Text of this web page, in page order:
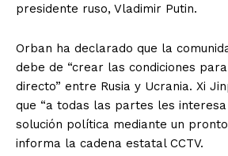
presidente ruso, Vladimir Putin.
Orban ha declarado que la
debe de “crear las condiciones
directo” entre Rusia y Ucrania. Xi
que “a todas las partes les
solución política mediante un
informa la cadena estatal CCTV.